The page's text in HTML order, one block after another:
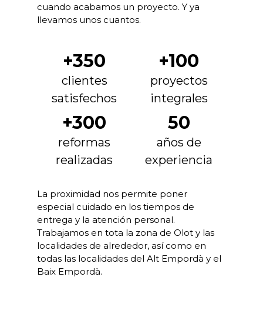
cuando acabamos un proyecto. Y ya
llevamos unos cuantos.
+350
clientes
satisfechos
+100
proyectos
integrales
+300
reformas
realizadas
50
años de
experiencia
La proximidad nos permite poner
especial cuidado en los tiempos de
entrega y la atención personal.
Trabajamos en tota la zona de Olot y las
localidades de alrededor, así como en
todas las localidades del Alt Empordà y el
Baix Empordà.